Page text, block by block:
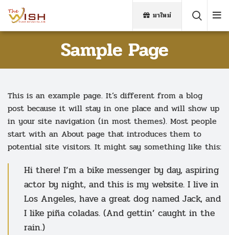
มาใหม่
Sample Page
This is an example page. It’s different from a blog
post because it will stay in one place and will show up
in your site navigation (in most themes). Most people
start with an About page that introduces them to
potential site visitors. It might say something like this:
Hi there! I’m a bike messenger by day, aspiring
actor by night, and this is my website. I live in
Los Angeles, have a great dog named Jack, and
I like piña coladas. (And gettin’ caught in the
rain.)